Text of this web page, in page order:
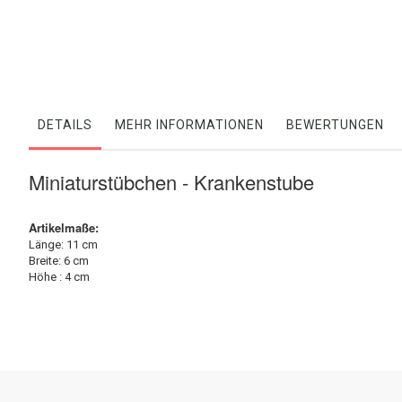
DETAILS MEHR INFORMATIONEN BEWERTUNGEN
Miniaturstübchen - Krankenstube
Artikelmaße:
Länge: 11 cm
Breite: 6 cm
Höhe : 4 cm